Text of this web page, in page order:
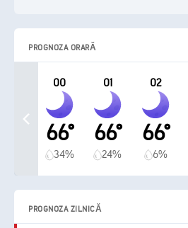
PROGNOZA ORARĂ
00
66°
34%
01
66°
24%
02
66°
6%
PROGNOZA ZILNICĂ